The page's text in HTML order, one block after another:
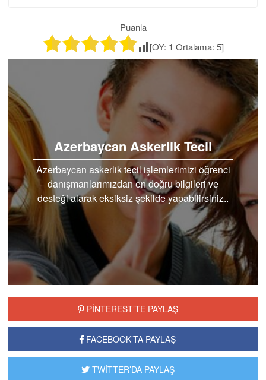
Puanla
[OY: 1 Ortalama: 5]
Azerbaycan Askerlik Tecil
Azerbaycan askerlik tecil işlemlerimizi öğrenci
danışmanlarımızdan en doğru bilgileri ve
desteği alarak eksiksiz şekilde yapabilirsiniz..
PİNTEREST’TE PAYLAŞ
FACEBOOK’TA PAYLAŞ
TWİTTER’DA PAYLAŞ